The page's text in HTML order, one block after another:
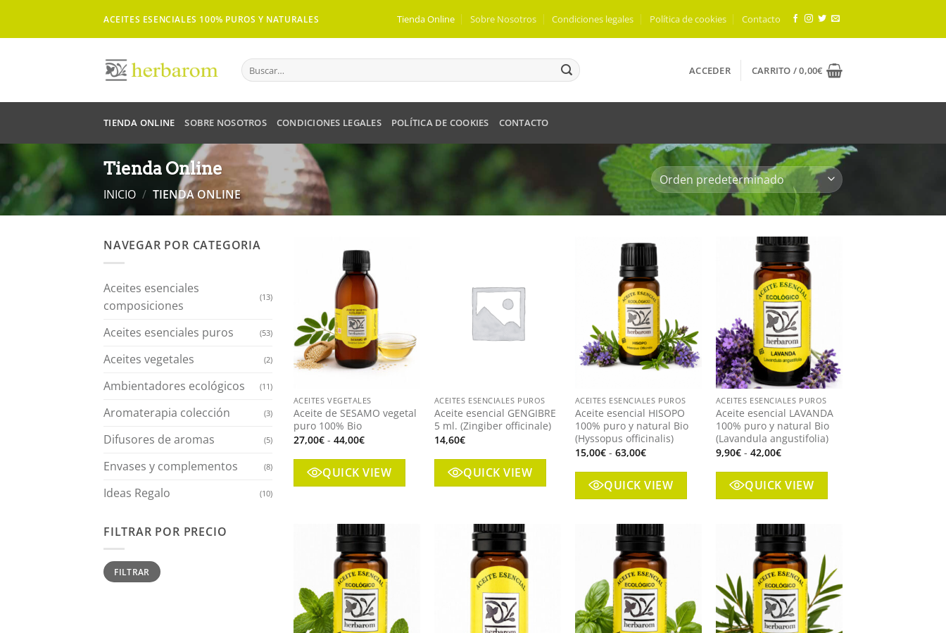
contenido
ACEITES ESENCIALES 100% PUROS Y NATURALES Tienda Online Sobre Nosotros Condiciones legales Política de cookies Contacto
Buscar
por:
ACCEDER CARRITO /0,00€
TIENDA ONLINE SOBRE NOSOTROS CONDICIONES LEGALES POLÍTICA DE COOKIES CONTACTO
Tienda Online
INICIO / TIENDA ONLINE
NAVEGAR POR CATEGORIA
Aceites esenciales
composiciones
(13)
Aceites esenciales puros (53)
Aceites vegetales (2)
Ambientadores ecológicos (11)
Aromaterapia colección (3)
Difusores de aromas (5)
Envases y complementos (8)
Ideas Regalo (10)
FILTRAR POR PRECIO
Precio
mínimo
Precio
máximo
FILTRAR
ACEITES VEGETALES
Aceite de SESAMO vegetal
puro 100% Bio
27,00€ - 44,00€Rango
precios:
desde
27,00€
hasta
QUICK VIEW
ACEITES ESENCIALES PUROS
Aceite esencial GENGIBRE
5 ml. (Zingiber officinale)
14,60€
QUICK VIEW
ACEITES ESENCIALES PUROS
Aceite esencial HISOPO
100% puro y natural Bio
(Hyssopus officinalis)
15,00€ - 63,00€Rango
precios:
desde
15,00€
hasta
QUICK VIEW
Añadir
+
ACEITES ESENCIALES PUROS
Aceite esencial LAVANDA
100% puro y natural Bio
(Lavandula angustifolia)
9,90€ - 42,00€Rango
precios:
desde
9,90€
hasta
QUICK VIEW
Añadir
Añadir
Añadir
Añadir
a mi
lista